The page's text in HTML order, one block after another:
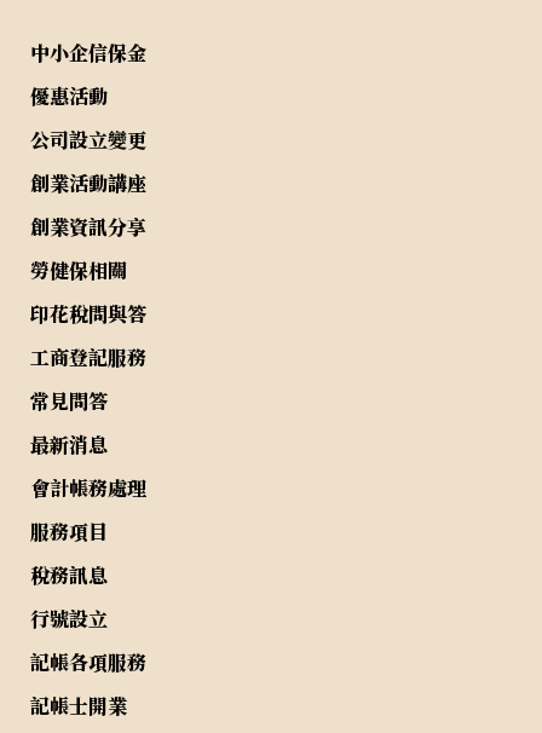
中小企信保金
優惠活動
公司設立變更
創業活動講座
創業資訊分享
勞健保相關
印花稅問與答
工商登記服務
常見問答
最新消息
會計帳務處理
服務項目
稅務訊息
行號設立
記帳各項服務
記帳士開業